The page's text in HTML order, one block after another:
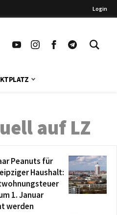
Login
auf LZ
Peanuts für
Haushalt:
1. Januar
werden